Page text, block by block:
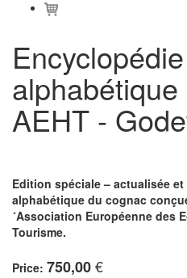
Encyclopédie
AEHT -
Edition spéciale – actualisée
alphabétique du cognac
´Association Européenne des
Tourisme.
Price: 750,00€